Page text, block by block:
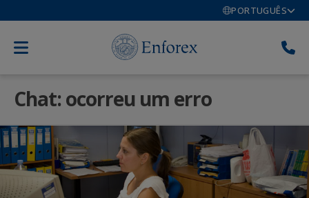
PORTUGUÊS
Chat: ocorreu um erro